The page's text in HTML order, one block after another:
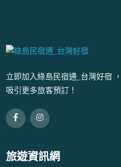
立即加入綠島民宿通_台灣好宿
吸引更多旅客預訂！
旅遊資訊網